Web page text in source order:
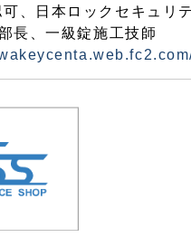
、日本ロックセキュリ
長、一級錠施工技師